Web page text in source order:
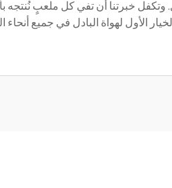
وتكفل خبرتنا أن تفي كل ملعبٍ نُنتجه
الأول لهواة البادل في جميع أنحاء